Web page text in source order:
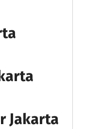
Jakarta